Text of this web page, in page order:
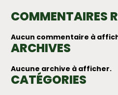
COMMENTAIRES
Aucun commentaire à
ARCHIVES
Aucune archive à afficher.
CATÉGORIES